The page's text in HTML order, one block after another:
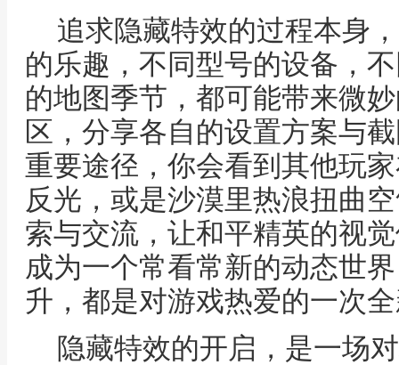
追求隐藏特效的过程本身
的乐趣，不同型号的设备，
的地图季节，都可能带来微
区，分享各自的设置方案与
重要途径，你会看到其他玩
反光，或是沙漠里热浪扭曲
索与交流，让和平精英的视
成为一个常看常新的动态世
升，都是对游戏热爱的一次
隐藏特效的开启，是一场